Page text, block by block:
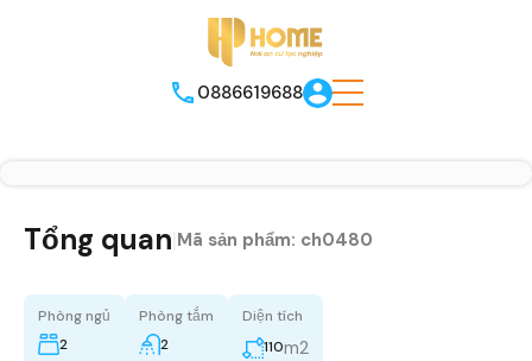
0886619688
Tổng quan Mã sản phẩm: ch0480
Phòng ngủ
2
Phòng tắm
2
Diện tích
110m2